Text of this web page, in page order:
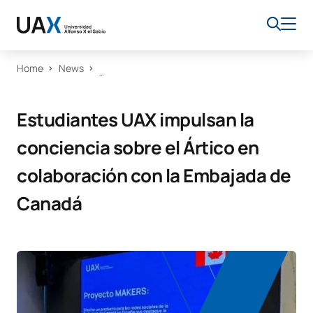
Home News
Estudiantes UAX impulsan la
conciencia sobre el Ártico en
colaboración con la Embajada de
Canadá